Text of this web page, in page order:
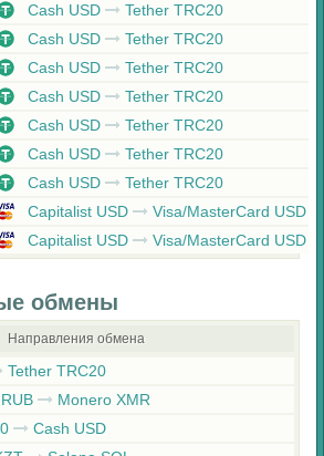
Cash USD Tether TRC20
Cash USD Tether TRC20
Cash USD Tether TRC20
Cash USD Tether TRC20
Cash USD Tether TRC20
Cash USD Tether TRC20
Cash USD Tether TRC20
Capitalist USD Visa/MasterCard USD
Capitalist USD Visa/MasterCard USD
обмены
Направления обмена
Tether TRC20
Monero XMR
Cash USD